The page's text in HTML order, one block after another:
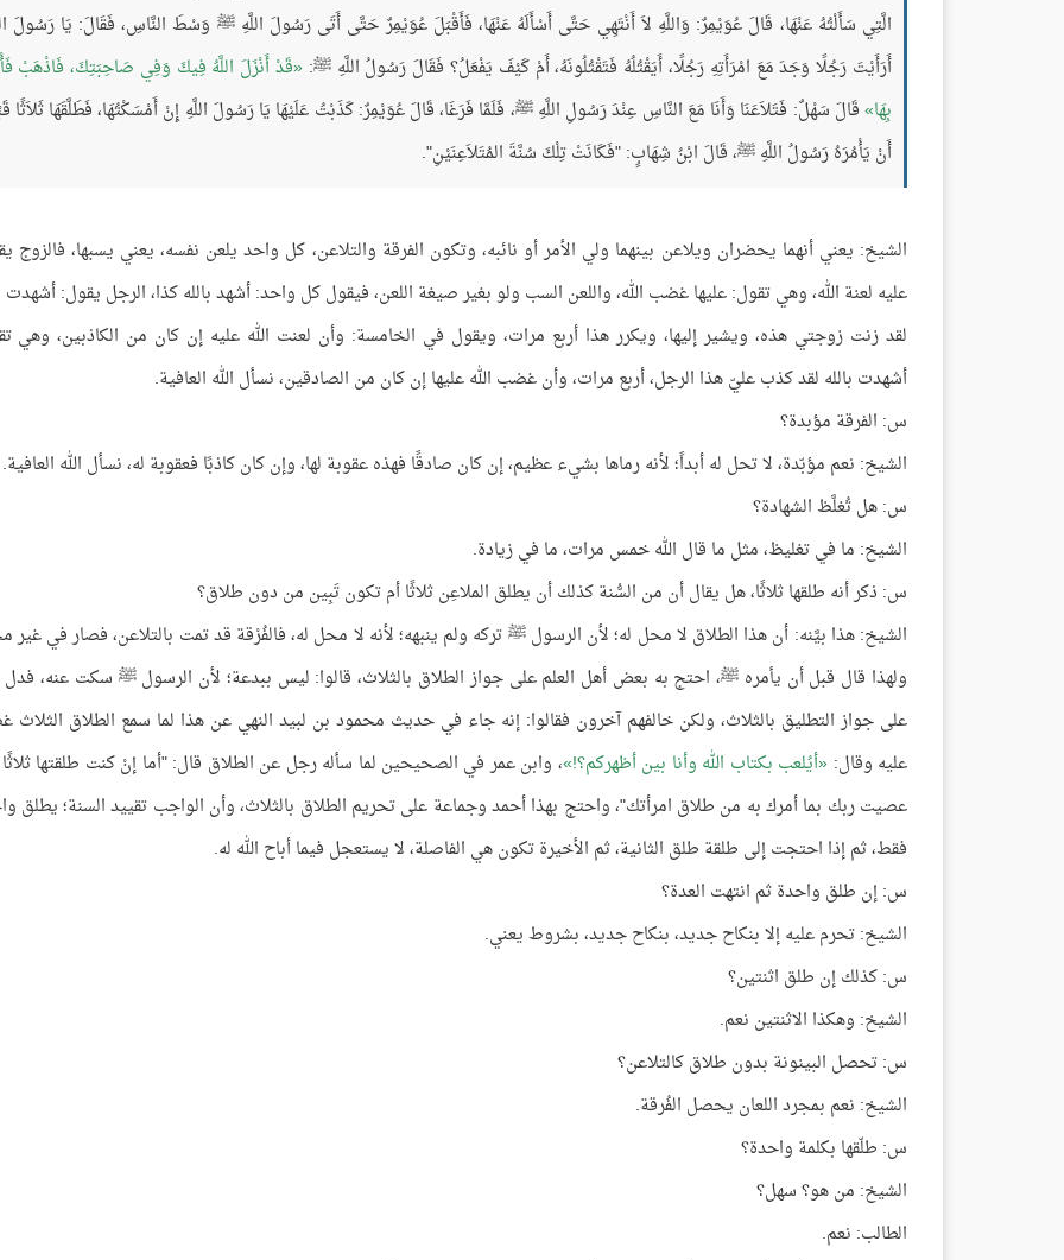
الَّتِي سَأَلْتُهُ عَنْهَا، قَالَ عُوَيْمِرٌ: وَاللَّهِ لاَ أَنْتَهِي حَتَّى أَسْأَلَهُ عَنْهَا، فَأَقْبَلَ عُوَيْمِرٌ حَتَّى أَتَى رَسُولَ اللَّهِ ﷺ وَسْطَ النَّاسِ، فَقَالَ: يَا رَسُولَ
أَرَأَيْتَ رَجُلًا وَجَدَ مَعَ امْرَأَتِهِ رَجُلًا، أَيَقْتُلُهُ فَتَقْتُلُونَهُ، أَمْ كَيْفَ يَفْعَلُ؟ فَقَالَ رَسُولُ اللَّهِ ﷺ: قَدْ أَنْزَلَ اللَّهُ فِيكَ وَفِي صَاحِبَتِكَ، فَاذْهَبْ
بِهَا قَالَ سَهْلٌ: فَتَلاَعَنَا وَأَنَا مَعَ النَّاسِ عِنْدَ رَسُولِ اللَّهِ ﷺ، فَلَمَّا فَرَغَا، قَالَ عُوَيْمِرٌ: كَذَبْتُ عَلَيْهَا يَا رَسُولَ اللَّهِ إِنْ أَمْسَكْتُهَا، فَطَلَّقَهَا ثَلاَثًا
أَنْ يَأْمُرَهُ رَسُولُ اللَّهِ ﷺ، قَالَ ابْنُ شِهَابٍ: "فَكَانَتْ تِلْكَ سُنَّةَ المُتَلاَعِنَيْنِ".
الشيخ: يعني أنهما يحضران ويلاعن بينهما ولي الأمر أو نائبه، وتكون الفرقة والتلاعن، كل واحد يلعن نفسه، يعني يسبها، فالزوج
عليه لعنة الله، وهي تقول: عليها غضب الله، واللعن السب ولو بغير صيغة اللعن، فيقول كل واحد: أشهد بالله كذا، الرجل يقول: أشهدت
لقد زنت زوجتي هذه، ويشير إليها، ويكرر هذا أربع مرات، ويقول في الخامسة: وأن لعنت الله عليه إن كان من الكاذبين، وهي
أشهدت بالله لقد كذب عليّ هذا الرجل، أربع مرات، وأن غضب الله عليها إن كان من الصادقين، نسأل الله العافية.
س: الفرقة مؤبدة؟
الشيخ: نعم مؤبّدة، لا تحل له أبداً؛ لأنه رماها بشيء عظيم، إن كان صادقًا فهذه عقوبة لها، وإن كان كاذبًا فعقوبة له، نسأل الله العافية.
س: هل تُغلَّظ الشهادة؟
الشيخ: ما في تغليظ، مثل ما قال الله خمس مرات، ما في زيادة.
س: ذكر أنه طلقها ثلاثًا، هل يقال أن من السُّنة كذلك أن يطلق الملاعِن ثلاثًا أم تكون تَبِين من دون طلاق؟
الشيخ: هذا بيَّنه: أن هذا الطلاق لا محل له؛ لأن الرسول ﷺ تركه ولم ينبهه؛ لأنه لا محل له، فالفُرْقة قد تمت بالتلاعن، فصار في غير
ولهذا قال قبل أن يأمره ﷺ، احتج به بعض أهل العلم على جواز الطلاق بالثلاث، قالوا: ليس ببدعة؛ لأن الرسول ﷺ سكت عنه،
على جواز التطليق بالثلاث، ولكن خالفهم آخرون فقالوا: إنه جاء في حديث محمود بن لبيد النهي عن هذا لما سمع الطلاق
عليه وقال: أيُلعب بكتاب الله وأنا بين أظهركم؟! ، وابن عمر في الصحيحين لما سأله رجل عن الطلاق قال: "أما إنْ كنت طلقتها
عصيت ربك بما أمرك به من طلاق امرأتك"، واحتج بهذا أحمد وجماعة على تحريم الطلاق بالثلاث، وأن الواجب تقييد السنة؛ يطلق
فقط، ثم إذا احتجت إلى طلقة طلق الثانية، ثم الأخيرة تكون هي الفاصلة، لا يستعجل فيما أباح الله له.
س: إن طلق واحدة ثم انتهت العدة؟
الشيخ: تحرم عليه إلا بنكاح جديد، بنكاح جديد، بشروط يعني.
س: كذلك إن طلق اثنتين؟
الشيخ: وهكذا الاثنتين نعم.
س: تحصل البينونة بدون طلاق كالتلاعن؟
الشيخ: نعم بمجرد اللعان يحصل الفُرقة.
س: طلّقها بكلمة واحدة؟
الشيخ: من هو؟ سهل؟
الطالب: نعم.